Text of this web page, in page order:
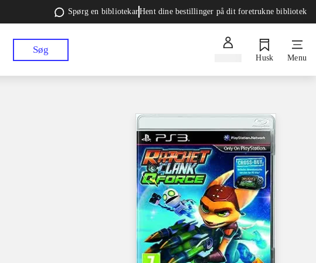
Spørg en bibliotekarHent dine bestillinger på dit foretrukne bibliotek
Søg
Husk Menu